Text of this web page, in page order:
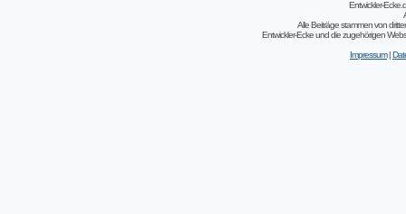
Entwickler-
Alle Beiträge stammen von
Entwickler-Ecke und die zugehörigen
Impressum|